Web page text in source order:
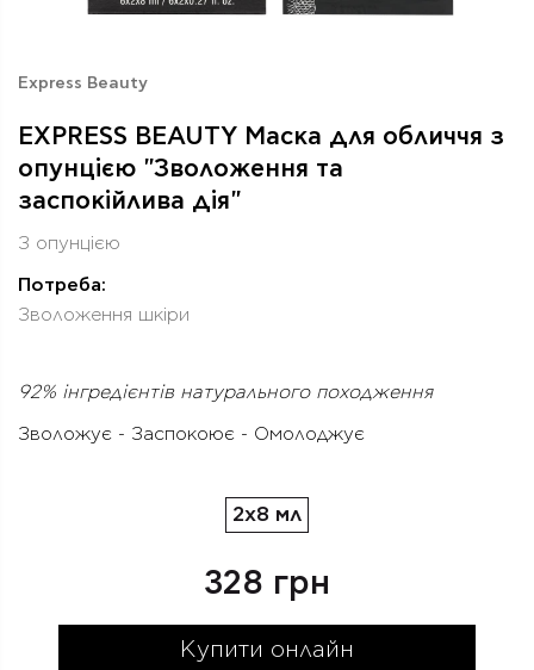
Express Beauty
EXPRESS BEAUTY Маска для обличчя з
опунцією "Зволоження та
заспокійлива дія"
З опунцією
Потреба:
Зволоження шкіри
92% інгредієнтів натурального походження
Зволожує - Заспокоює - Омолоджує
2x8 мл
328 грн
Купити онлайн